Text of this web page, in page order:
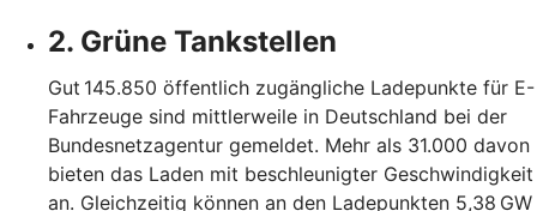
2. Grüne Tankstellen
Gut 145.850 öffentlich zugängliche Ladepunkte für E-
Fahrzeuge sind mittlerweile in Deutschland bei der
Bundesnetzagentur gemeldet. Mehr als 31.000 davon
bieten das Laden mit beschleunigter Geschwindigkeit
an. Gleichzeitig können an den Ladepunkten 5,38 GW